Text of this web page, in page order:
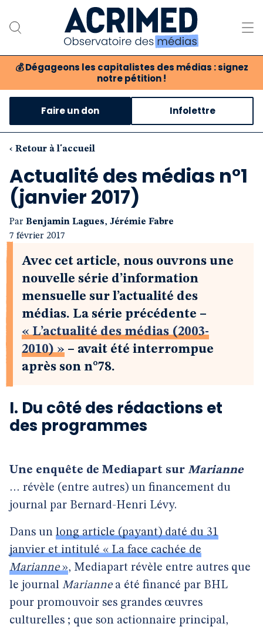
💰 Dégageons les capitalistes des médias : signez
notre pétition !
Notre association
Notre critique des médias
Nos propositions
Notre revue
Boutique
Faire un don Infolettre
‹ Retour à l'accueil
Actualité des médias n°1
(janvier 2017)
Par Benjamin Lagues, Jérémie Fabre
7 février 2017
Avec cet article, nous ouvrons une
nouvelle série d’information
mensuelle sur l’actualité des
médias. La série précédente –
« L’actualité des médias (2003-
2010) » – avait été interrompue
après son n°78.
I. Du côté des rédactions et
des programmes
Une enquête de Mediapart sur Marianne
… révèle (entre autres) un financement du
journal par Bernard-Henri Lévy.
Dans un long article (payant) daté du 31
janvier et intitulé « La face cachée de
Marianne», Mediapart révèle entre autres que
le journal Mariannea été financé par BHL
pour promouvoir ses grandes œuvres
culturelles ; que son actionnaire principal,